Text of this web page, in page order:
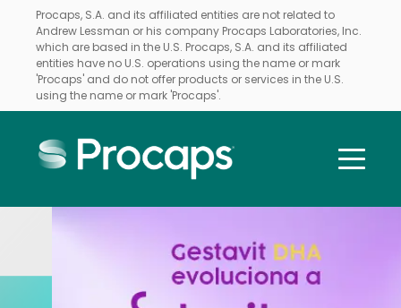
Procaps, S.A. and its affiliated entities are not related to
Andrew Lessman or his company Procaps Laboratories, Inc.
which are based in the U.S. Procaps, S.A. and its affiliated
entities have no U.S. operations using the name or mark
'Procaps' and do not offer products or services in the U.S.
using the name or mark 'Procaps'.